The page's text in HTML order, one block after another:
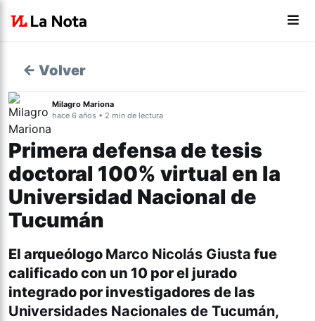
← Volver
Milagro Mariona
hace 6 años • 2 min de lectura
Primera defensa de tesis
doctoral 100% virtual en la
Universidad Nacional de
Tucumán
El arqueólogo Marco Nicolás Giusta fue
calificado con un 10 por el jurado
integrado por investigadores de las
Universidades Nacionales de Tucumán,